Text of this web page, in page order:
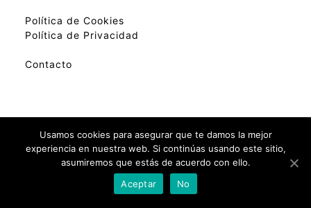
Política de Cookies
Política de Privacidad
Contacto
Usamos cookies para asegurar que te damos la mejor
experiencia en nuestra web. Si continúas usando este sitio,
asumiremos que estás de acuerdo con ello.
Aceptar
No
Check Availability(Disponibilidad)